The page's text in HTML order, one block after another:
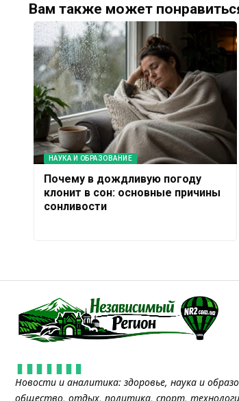
Вам также может
НАУКА И ОБРАЗОВАНИЕ
Почему в дождливую погоду
клонит в сон: основные причины
сонливости
Новости и аналитика: здоровье, наука и
общество, отдых, политика, спорт,